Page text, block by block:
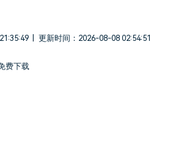
线： 4000-300624
更新时间：2026-08-08 02:54:51